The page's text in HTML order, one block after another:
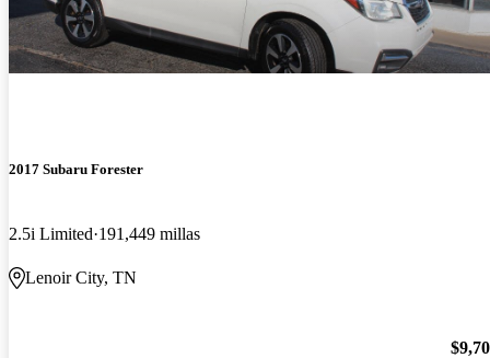
2017 Subaru Forester
2.5i Limited 191,449 millas
Lenoir City, TN